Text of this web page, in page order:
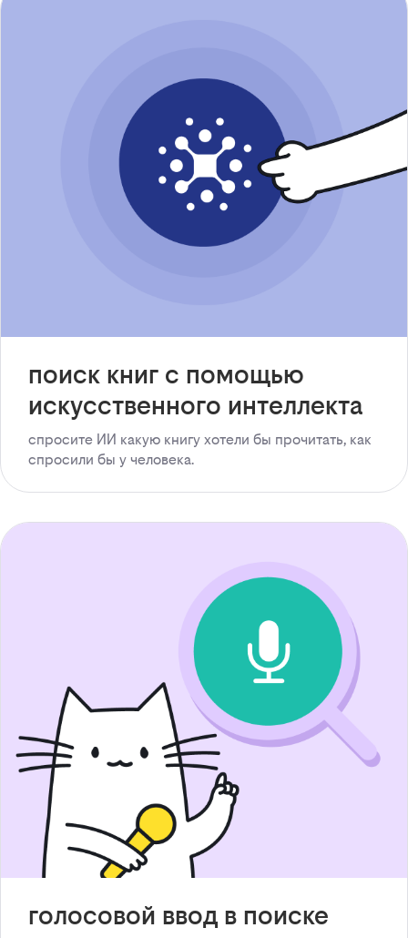
поиск книг с помощью
искусственного интеллекта
спросите ИИ какую книгу хотели бы прочитать, как
спросили бы у человека.
голосовой ввод в поиске